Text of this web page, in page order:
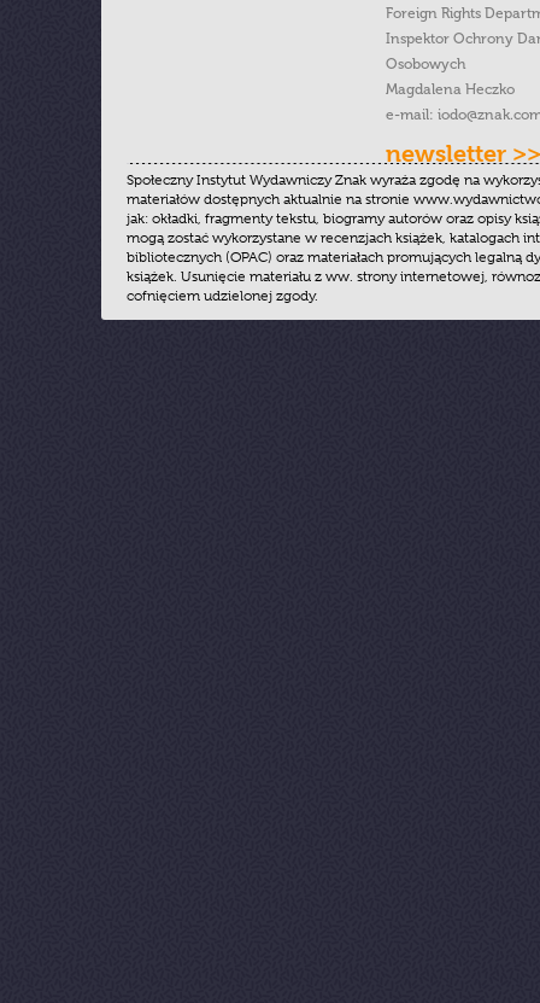
Foreign Rights
Inspektor Ochrony
Osobowych
Magdalena Heczko
e-mail:
newsletter >>
Społeczny Instytut Wydawniczy Znak wyraża zgodę na
materiałów dostępnych aktualnie na stronie
jak: okładki, fragmenty tekstu, biogramy autorów oraz opisy
mogą zostać wykorzystane w recenzjach książek, katalogach
bibliotecznych (OPAC) oraz materiałach promujących legalną
książek. Usunięcie materiału z ww. strony internetowej,
cofnięciem udzielonej zgody.